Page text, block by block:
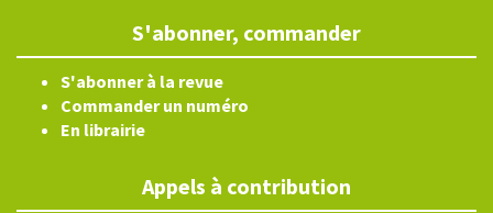
S'abonner, commander
S'abonner à la revue
Commander un numéro
En librairie
Appels à contribution